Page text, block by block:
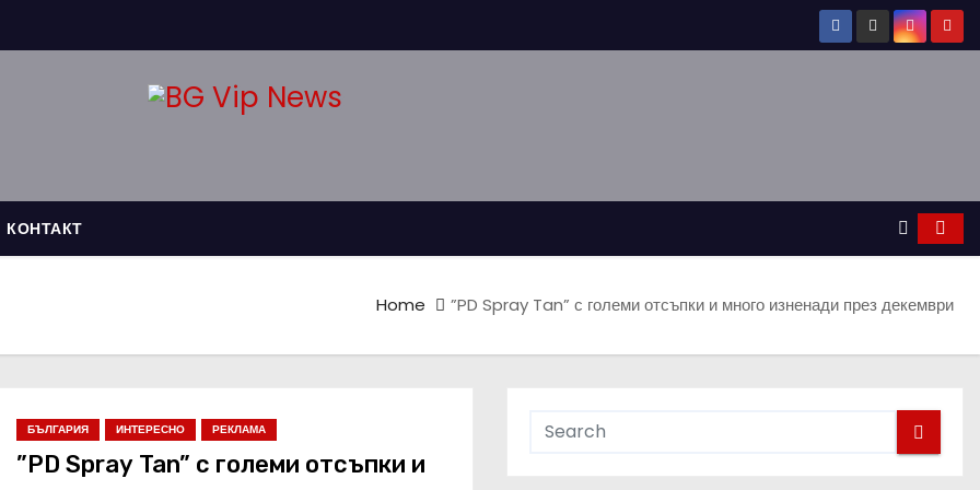
КОНТАКТ
Home ”PD Spray Tan” с големи отсъпки и много изненади през декември
БЪЛГАРИЯ ИНТЕРЕСНО РЕКЛАМА
”PD Spray Tan” с големи отсъпки и